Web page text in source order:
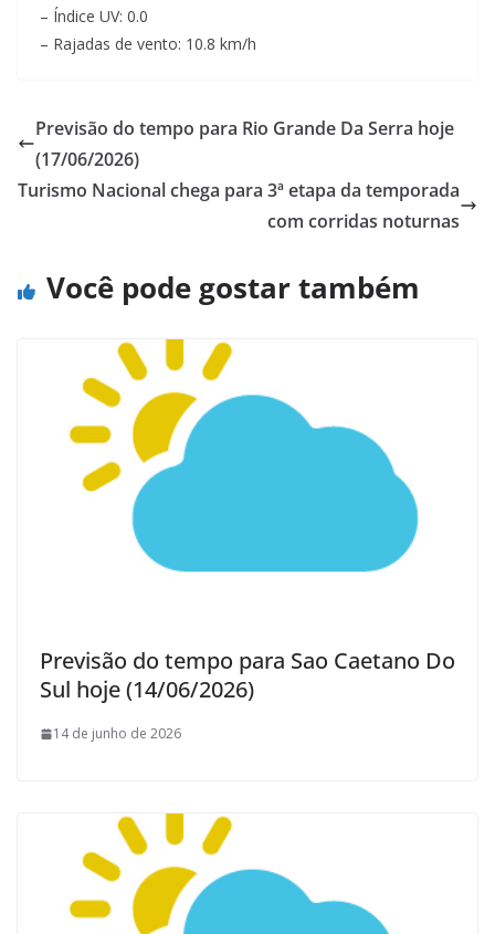
– Índice UV: 0.0
– Rajadas de vento: 10.8 km/h
Previsão do tempo para Rio Grande Da Serra hoje
(17/06/2026)
Turismo Nacional chega para 3ª etapa da temporada
com corridas noturnas
Você pode gostar também
Previsão do tempo para Sao Caetano Do
Sul hoje (14/06/2026)
14 de junho de 2026